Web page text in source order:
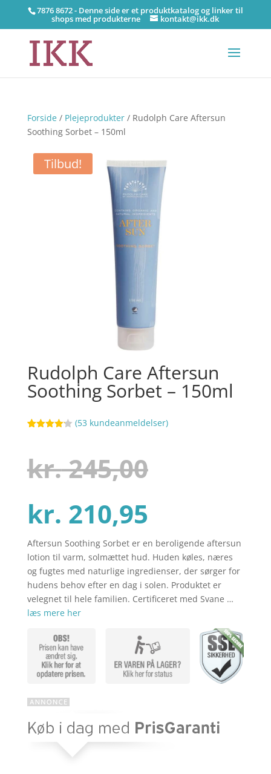
7876 8672 - Denne side er et produktkatalog og linker til
shops med produkterne kontakt@ikk.dk
Forside/ Plejeprodukter/ Rudolph Care Aftersun
Soothing Sorbet – 150ml
Tilbud!
Rudolph Care Aftersun
Soothing Sorbet – 150ml
baseret
på
kundebedø
(53 kundeanmeldelser)
kr.245,00
pris
var:
kr.
kr. 210,95
aktuelle
pris
er:
kr.
Aftersun Soothing Sorbet er en beroligende aftersun
lotion til varm, solmættet hud. Huden køles, næres
og fugtes med naturlige ingredienser, der sørger for
hudens behov efter en dag i solen. Produktet er
velegnet til hele familien. Certificeret med Svane …
læs mere her